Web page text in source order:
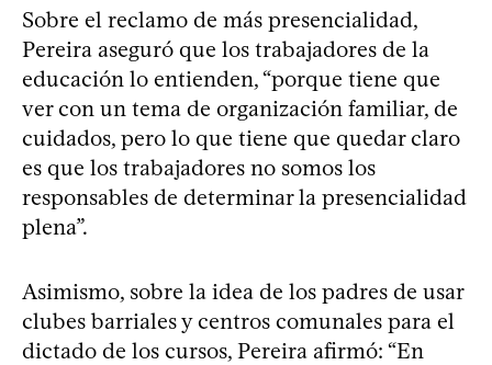
Sobre el reclamo de más presencialidad,
Pereira aseguró que los trabajadores de la
educación lo entienden, “porque tiene que
ver con un tema de organización familiar, de
cuidados, pero lo que tiene que quedar claro
es que los trabajadores no somos los
responsables de determinar la presencialidad
plena”.
Asimismo, sobre la idea de los padres de usar
clubes barriales y centros comunales para el
dictado de los cursos, Pereira afirmó: “En